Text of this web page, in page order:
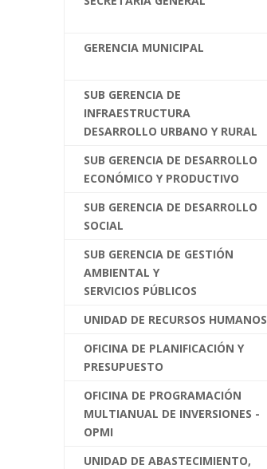
GERENCIA MUNICIPAL
SUB GERENCIA DE
INFRAESTRUCTURA
DESARROLLO URBANO Y RURAL
SUB GERENCIA DE DESARROLLO
ECONÓMICO Y PRODUCTIVO
SUB GERENCIA DE DESARROLLO
SOCIAL
SUB GERENCIA DE GESTIÓN
AMBIENTAL Y
SERVICIOS PÚBLICOS
UNIDAD DE RECURSOS HUMANOS
OFICINA DE PLANIFICACIÓN Y
PRESUPUESTO
OFICINA DE PROGRAMACIÓN
MULTIANUAL DE INVERSIONES -
OPMI
UNIDAD DE ABASTECIMIENTO,